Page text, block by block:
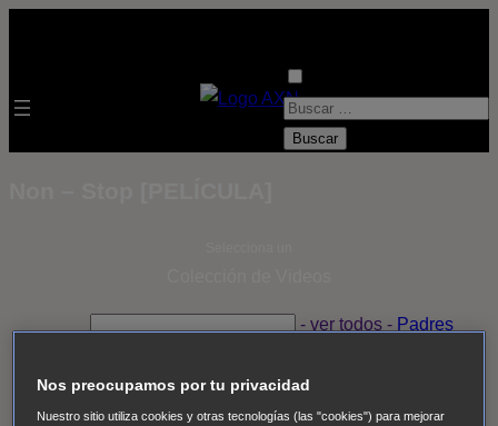
B
- ver todos - Padres
Despedida Salvaje Despedida Salvaje
Thomas, el ojo del FBI Pan Am Dawson crece
Nos preocupamos por tu privacidad
Nuestro sitio utiliza cookies y otras tecnologías (las "cookies") para mejorar